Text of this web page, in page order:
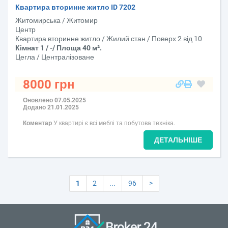
Квартира вторинне житло ID 7202
Житомирська / Житомир
Центр
Квартира вторинне житло / Жилий стан / Поверх 2 від 10
Кімнат 1 / -/ Площа 40 м².
Цегла / Централізоване
8000 грн
Оновлено 07.05.2025
Додано 21.01.2025
Коментар У квартирі є всі меблі та побутова техніка.
ДЕТАЛЬНІШЕ
1 2 ... 96 >